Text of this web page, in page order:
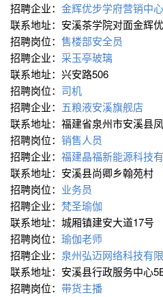
招聘企业： 金辉优步学府营销中心
联系地址：安溪茶学院对面金辉
招聘岗位： 售楼部安全员
招聘企业： 采玉亭玻璃
联系地址：兴安路506
招聘岗位： 司机
招聘企业： 五粮液安溪旗舰店
联系地址：福建省泉州市安溪县
招聘岗位： 销售人员
招聘企业： 福建晶福新能源科技
联系地址：安溪县尚卿乡翰苑村
招聘岗位： 业务员
招聘企业： 梵圣瑜伽
联系地址：城厢镇建安大道17号
招聘岗位： 瑜伽老师
招聘企业： 泉州弘迈网络科技有
联系地址：安溪县行政服务中心
招聘岗位： 带货主播